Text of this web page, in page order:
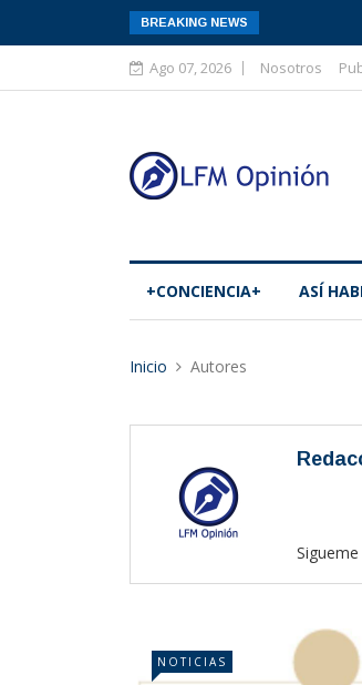
BREAKING NEWS
Ago 07, 2026 Nosotros
+CONCIENCIA+ ASÍ­
Inicio Autores
Sigueme
NOTICIAS